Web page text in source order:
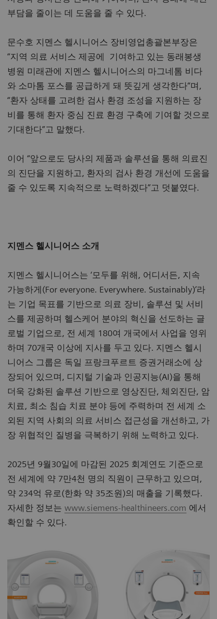
부담을 줄이는 데 도움을 줄 수 있다.
문수호 지멘스 헬시니어스 장비영업총괄본부장은
“지역 의료 서비스 제공에 기여하고 있는 동래봉생
병원 미래관에 지멘스 헬시니어스의 마그네톰 비다
와 소마톰 포스를 공급하게 돼 뜻깊게 생각한다“며,
“환자 상태를 고려한 검사 환경 조성을 지원하는 장
비를 통해 환자 중심 진료 환경 구축에 기여할 것으로
기대한다”고 말했다.
이어 “앞으로도 당사의 제품과 솔루션을 통해 의료진
의 진단을 지원하고, 환자의 검사 환경 개선에 도움을
줄 수 있도록 지속적으로 노력하겠다”고 덧붙였다.
지멘스 헬시니어스 소개
지멘스 헬시니어스는 ‘모두를 위해, 어디서든, 지속
가능하게(For everyone. Everywhere. Sustainably)’라
는 기업 목표를 기반으로 의료 장비, 솔루션 및 서비
스를 제공하며 헬스케어 분야의 혁신을 선도하는 글
로벌 기업으로, 전 세계 180여 개국에서 사업을 영위
하며 70개국 이상에 지사를 두고 있다. 지멘스 헬시
니어스 그룹은 독일 프랑크푸르트 증권거래소에 상
장되어 있으며, 디지털 기술과 인공지능(AI)을 통해
더욱 강화된 솔루션 기반으로 영상진단, 체외진단, 암
치료, 최소 침습 치료 분야 등에 주력하며 전 세계 소
외된 지역 사회의 의료 서비스 접근성을 개선하고, 가
장 위협적인 질병을 극복하기 위해 노력하고 있다.
2025년 9월30일에 마감된 2025 회계연도 기준으로
전 세계에 약 7만4천 명의 직원이 근무하고 있으며,
약 234억 유로(한화 약 35조원)의 매출을 기록했다.
자세한 정보는 www.siemens-healthineers.com 에서
확인할 수 있다.